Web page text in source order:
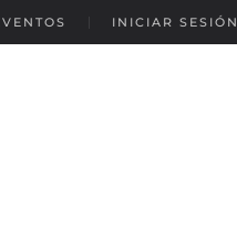
INICIAR SESIÓN